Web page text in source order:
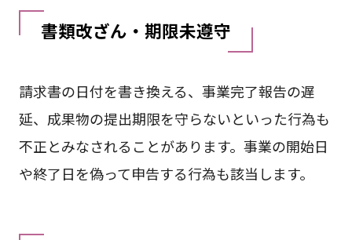
書類改ざん・期限未遵守
請求書の日付を書き換える、事業完了報告の遅
延、成果物の提出期限を守らないといった行為も
不正とみなされることがあります。事業の開始日
や終了日を偽って申告する行為も該当します。